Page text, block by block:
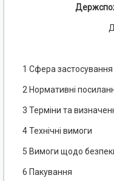
1 Сфера застосування
2 Нормативні
3 Терміни та
4 Технічні вимоги
5 Вимоги щодо
6 Пакування